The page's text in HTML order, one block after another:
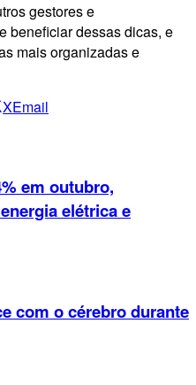
gestores e
beneficiar dessas dicas, e
mais organizadas e
XEmail
em outubro,
elétrica e
com o cérebro durante